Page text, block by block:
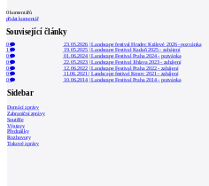
0komentářů
přidat komentář
Související články
0 23.05.2026 |Landscape festival Hradec Králové 2026 - pozvánka
1
19.05.2025 |Landscape Festival Kadaň 2025 - zahájení
0 01.06.2024 |Landscape Festival Praha 2024 - pozvánka
0
22.05.2023 |Landscape Festival Jihlava 2023 - zahájení
0
12.06.2022 |Landscape Festival Praha 2022 - zahájení
0
11.06.2021 | Landscape festival Krnov 2021 - zahájení
0
10.06.2014 |Landscape Festival Praha 2014 - pozvánka
Sidebar
Domácí zprávy
Zahraniční zprávy
Soutěže
Výstavy
Přednášky
Rozhovory
Tiskové zprávy